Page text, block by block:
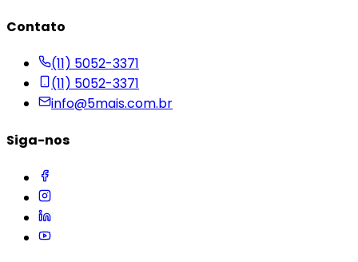
Contato
(11) 5052-3371
(11) 5052-3371
info@5mais.com.br
Siga-nos